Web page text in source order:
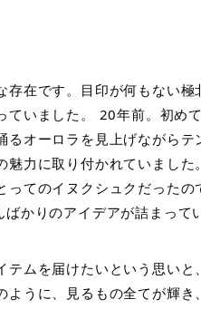
在です。目印が何もない極
いました。 20年前。初め
オーロラを見上げながらテ
力に取り付かれていました
てのイヌクシュクだったの
かりのアイデアが詰まって
ムを届けたいという思いと
うに、見るもの全てが輝き